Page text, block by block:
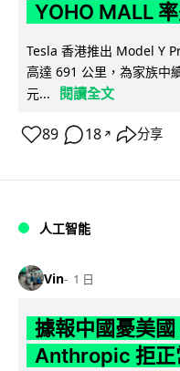
YOHO MALL
Tesla 香港推出 Model Y
高達 691 公里，為家族中
元...
閱讀全文
89 18 ↗ 分享
人工智能
Vin 1 日
據報中國憂美
Anthropic 拒正